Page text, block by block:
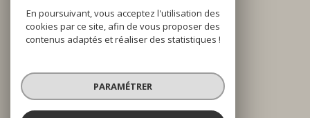
© 2022
Tous droits réservés
En poursuivant, vous acceptez l'utilisation des
cookies par ce site, afin de vous proposer des
contenus adaptés et réaliser des statistiques !
PARAMÉTRER